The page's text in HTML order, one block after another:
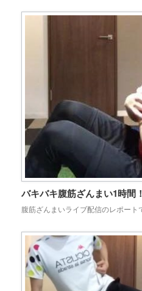
バキバキ腹筋ざんまい1時間！
腹筋ざんまいライブ配信のレポート